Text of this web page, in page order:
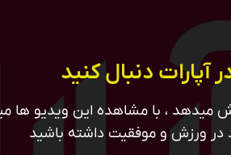
آپارات دنبال کنید
میدهد ، با مشاهده این ویدیو ها
در ورزش و موفقیت داشته باشید